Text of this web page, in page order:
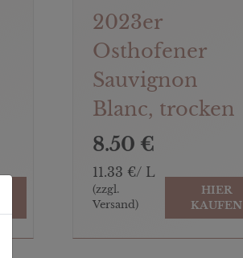
2023er
Osthofener
Sauvignon
Blanc, trocken
8.50 €
11.33 €/ L
(zzgl.
Versand)
HIER
KAUFEN